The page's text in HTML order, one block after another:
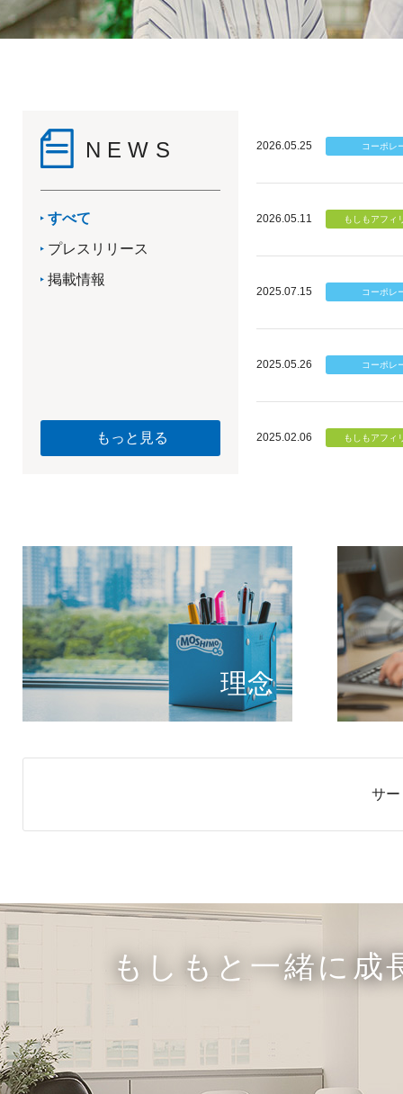
NEWS
すべて
プレスリリース
掲載情報
もっと見る
2026.05.25
2026.05.11
2025.07.15
2025.05.26
2025.02.06
理念
個のチ
もしもが描く未
サ
もしもと一緒に成